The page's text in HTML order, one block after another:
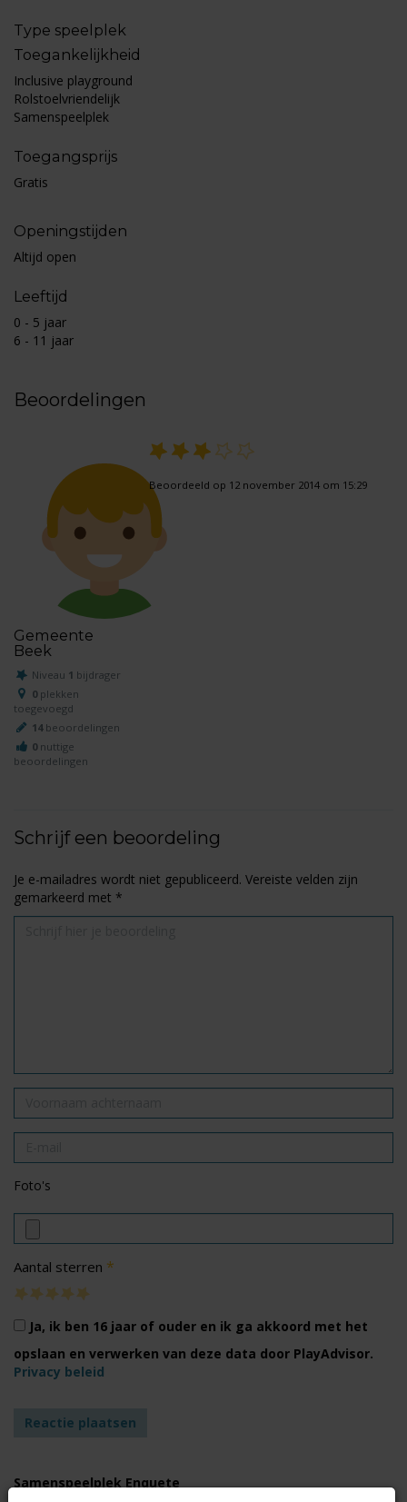
Type speelplek
Toegankelijkheid
Inclusive playground
Rolstoelvriendelijk
Samenspeelplek
Toegangsprijs
Gratis
Openingstijden
Altijd open
Leeftijd
0 - 5 jaar
6 - 11 jaar
Beoordelingen
Gemeente
Beek
Niveau 1 bijdrager
0plekken
toegevoegd
14beoordelingen
0nuttige
beoordelingen
Beoordeeld op 12 november 2014 om 15:29
Schrijf een beoordeling
Je e-mailadres wordt niet gepubliceerd. Vereiste velden zijn
gemarkeerd met *
Foto's
Aantal sterren *
Ja, ik ben 16 jaar of ouder en ik ga akkoord met het
opslaan en verwerken van deze data door PlayAdvisor.
Privacy beleid
Samenspeelplek Enquete